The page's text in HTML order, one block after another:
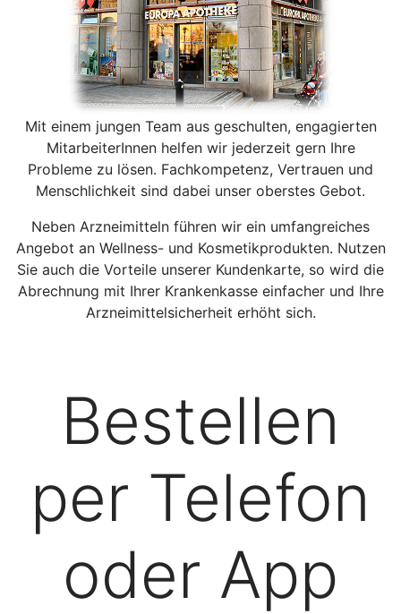
Mit einem jungen Team aus geschulten, engagierten
MitarbeiterInnen helfen wir jederzeit gern Ihre
Probleme zu lösen. Fachkompetenz, Vertrauen und
Menschlichkeit sind dabei unser oberstes Gebot.
Neben Arzneimitteln führen wir ein umfangreiches
Angebot an Wellness- und Kosmetikprodukten. Nutzen
Sie auch die Vorteile unserer Kundenkarte, so wird die
Abrechnung mit Ihrer Krankenkasse einfacher und Ihre
Arzneimittelsicherheit erhöht sich.
Bestellen
per Telefon
oder App